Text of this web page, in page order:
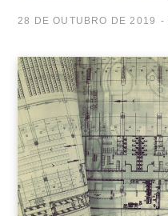
28 DE OUTUBRO DE 2019